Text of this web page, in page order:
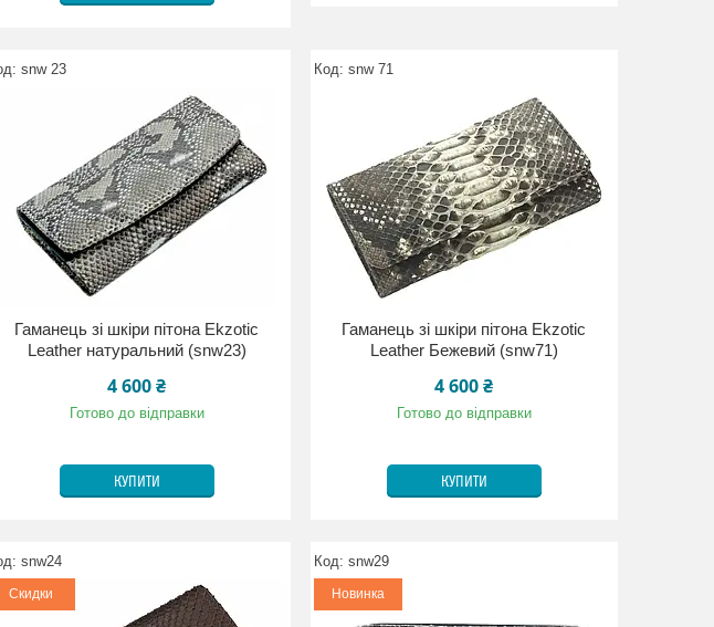
snw 23
Гаманець зі шкіри пітона Ekzotic
Leather натуральний (snw23)
4 600 ₴
Готово до відправки
КУПИТИ
snw 71
Гаманець зі шкіри пітона Ekzotic
Leather Бежевий (snw71)
4 600 ₴
Готово до відправки
КУПИТИ
snw24
Скидки
snw29
Новинка